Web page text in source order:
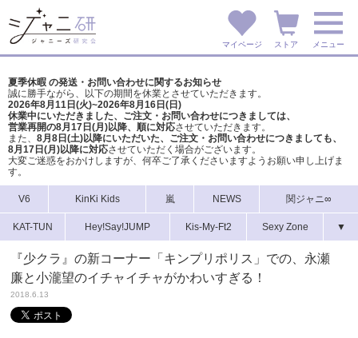
マイページ ストア メニュー
夏季休暇 の発送・お問い合わせに関するお知らせ
誠に勝手ながら、以下の期間を休業とさせていただきます。
2026年8月11日(火)~2026年8月16日(日)
休業中にいただきました、ご注文・お問い合わせにつきましては、
営業再開の8月17日(月)以降、順に対応させていただきます。
また、 8月8日(土)以降にいただいた、ご注文・ お問い合わせにつきましても、
8月17日(月)以降に対応させていただく場合がございます。
大変ご迷惑をおかけしますが、 何卒ご了承くださいますようお願い申し上げま
す。
V6 KinKi Kids 嵐 NEWS 関ジャニ∞
KAT-TUN Hey!Say!JUMP Kis-My-Ft2 Sexy Zone ▼
『少クラ』の新コーナー「キンプリポリス」での、永瀬
廉と小瀧望のイチャイチャがかわいすぎる！
2018.6.13